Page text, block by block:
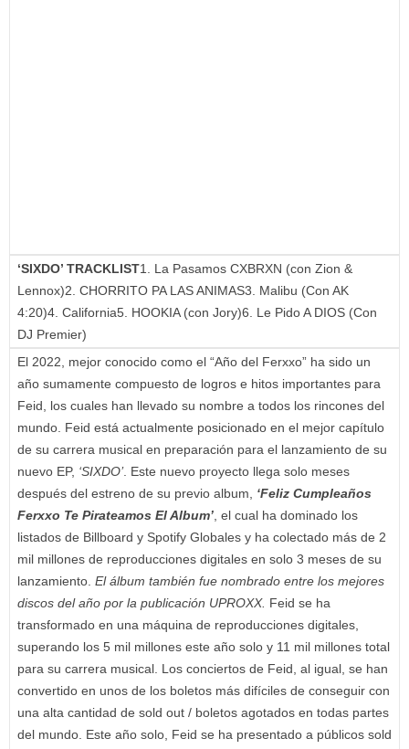
‘SIXDO’ TRACKLIST1. La Pasamos CXBRXN (con Zion &
Lennox)2. CHORRITO PA LAS ANIMAS3. Malibu (Con AK
4:20)4. California5. HOOKIA (con Jory)6. Le Pido A DIOS (Con
DJ Premier)
El 2022, mejor conocido como el “Año del Ferxxo” ha sido un
año sumamente compuesto de logros e hitos importantes para
Feid, los cuales han llevado su nombre a todos los rincones del
mundo. Feid está actualmente posicionado en el mejor capítulo
de su carrera musical en preparación para el lanzamiento de su
nuevo EP, ‘SIXDO’. Este nuevo proyecto llega solo meses
después del estreno de su previo album, ‘Feliz Cumpleaños
Ferxxo Te Pirateamos El Album’ , el cual ha dominado los
listados de Billboard y Spotify Globales y ha colectado más de 2
mil millones de reproducciones digitales en solo 3 meses de su
lanzamiento. El álbum también fue nombrado entre los mejores
discos del año por la publicación UPROXX. Feid se ha
transformado en una máquina de reproducciones digitales,
superando los 5 mil millones este año solo y 11 mil millones total
para su carrera musical. Los conciertos de Feid, al igual, se han
convertido en unos de los boletos más difíciles de conseguir con
una alta cantidad de sold out / boletos agotados en todas partes
del mundo. Este año solo, Feid se ha presentado a públicos sold